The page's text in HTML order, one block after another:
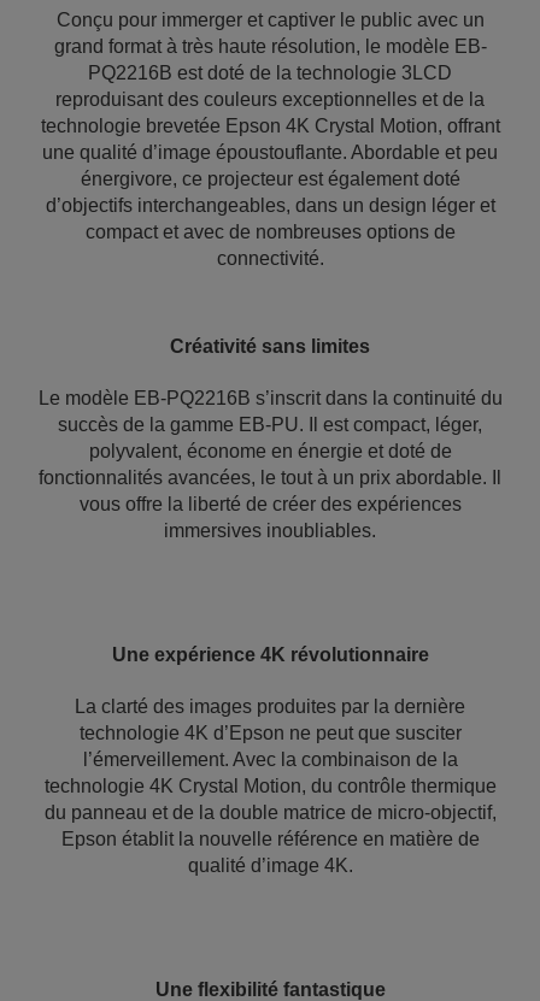
Conçu pour immerger et captiver le public avec un
grand format à très haute résolution, le modèle EB-
PQ2216B est doté de la technologie 3LCD
reproduisant des couleurs exceptionnelles et de la
technologie brevetée Epson 4K Crystal Motion, offrant
une qualité d’image époustouflante. Abordable et peu
énergivore, ce projecteur est également doté
d’objectifs interchangeables, dans un design léger et
compact et avec de nombreuses options de
connectivité.
Créativité sans limites
Le modèle EB-PQ2216B s’inscrit dans la continuité du
succès de la gamme EB-PU. Il est compact, léger,
polyvalent, économe en énergie et doté de
fonctionnalités avancées, le tout à un prix abordable. Il
vous offre la liberté de créer des expériences
immersives inoubliables.
Une expérience 4K révolutionnaire
La clarté des images produites par la dernière
technologie 4K d’Epson ne peut que susciter
l’émerveillement. Avec la combinaison de la
technologie 4K Crystal Motion, du contrôle thermique
du panneau et de la double matrice de micro-objectif,
Epson établit la nouvelle référence en matière de
qualité d’image 4K.
Une flexibilité fantastique